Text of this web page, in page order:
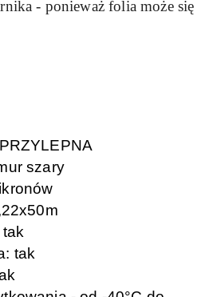
- ponieważ folia może się
szary
tak